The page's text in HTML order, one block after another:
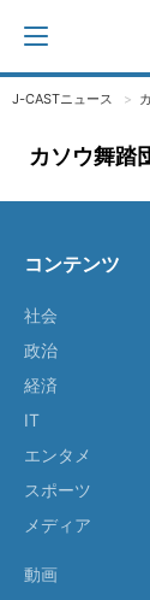
J-CASTニュース
カソウ舞踏
コンテンツ
社会
政治
経済
IT
エンタメ
スポーツ
メディア
動画